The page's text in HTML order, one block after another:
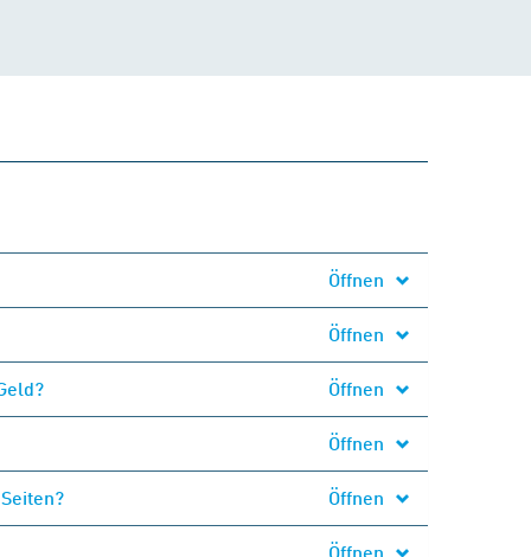
Öffnen
Öffnen
Öffnen
Öffnen
Öffnen
Öffnen